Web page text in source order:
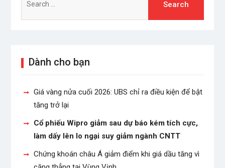
for:
Dành cho bạn
Giá vàng nửa cuối 2026: UBS chỉ ra điều kiện để bật
tăng trở lại
Cổ phiếu Wipro giảm sau dự báo kém tích cực,
làm dấy lên lo ngại suy giảm ngành CNTT
Chứng khoán châu Á giảm điểm khi giá dầu tăng vì